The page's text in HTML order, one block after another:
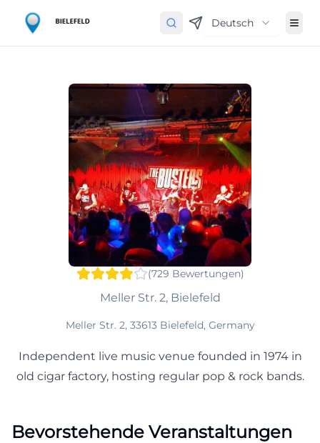
Deutsch
(729 Bewertungen)
Meller Str. 2, Bielefeld
Meller Str. 2, 33613 Bielefeld, Germany
Independent live music venue founded in 1974 in
old cigar factory, hosting regular pop & rock bands.
Bevorstehende Veranstaltungen